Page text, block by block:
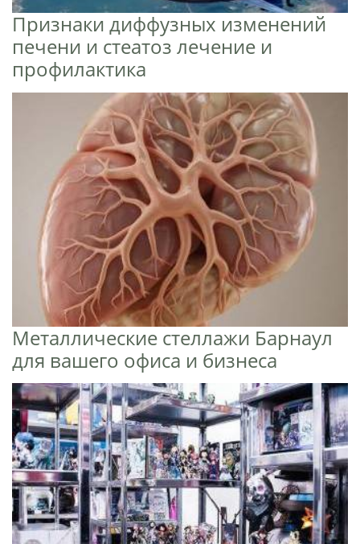
Признаки диффузных изменений
печени и стеатоз лечение и
профилактика
Металлические стеллажи Барнаул
для вашего офиса и бизнеса